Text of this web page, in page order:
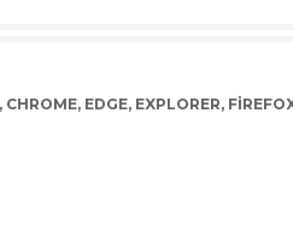
, CHROME, EDGE, EXPLORER,